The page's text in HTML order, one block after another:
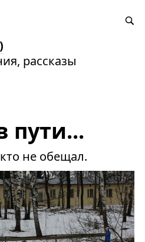
рассказы
пути...
не обещал.